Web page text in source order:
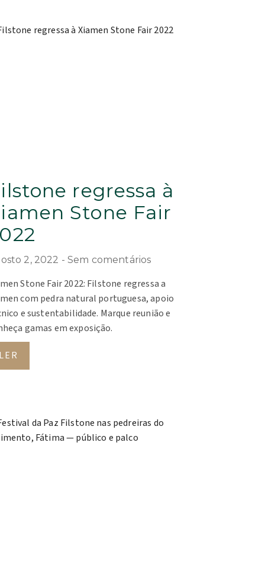
regressa à
Stone Fair
2, 2022 Sem comentários
Stone Fair 2022: Filstone regressa a
com pedra natural portuguesa, apoio
e sustentabilidade. Marque reunião e
gamas em exposição.